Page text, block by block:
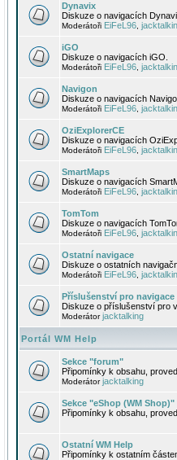
Dynavix
Diskuze o navigacích
Moderátoři EiFeL96
iGO
Diskuze o navigacích iGO.
Moderátoři EiFeL96
Navigon
Diskuze o navigacích
Moderátoři EiFeL96
OziExplorerCE
Diskuze o navigacích
Moderátoři EiFeL96
SmartMaps
Diskuze o navigacích
Moderátoři EiFeL96
TomTom
Diskuze o navigacích
Moderátoři EiFeL96
Ostatní navigace
Diskuze o ostatních
Moderátoři EiFeL96
Příslušenství pro navigace
Diskuze o příslušenství pro
Moderátorjacktalking
Portál WM Help
Sekce "forum"
Připomínky k obsahu,
Moderátorjacktalking
Sekce "eShop (WM Shop)"
Připomínky k obsahu,
Ostatní WM Help
Připomínky k ostatním